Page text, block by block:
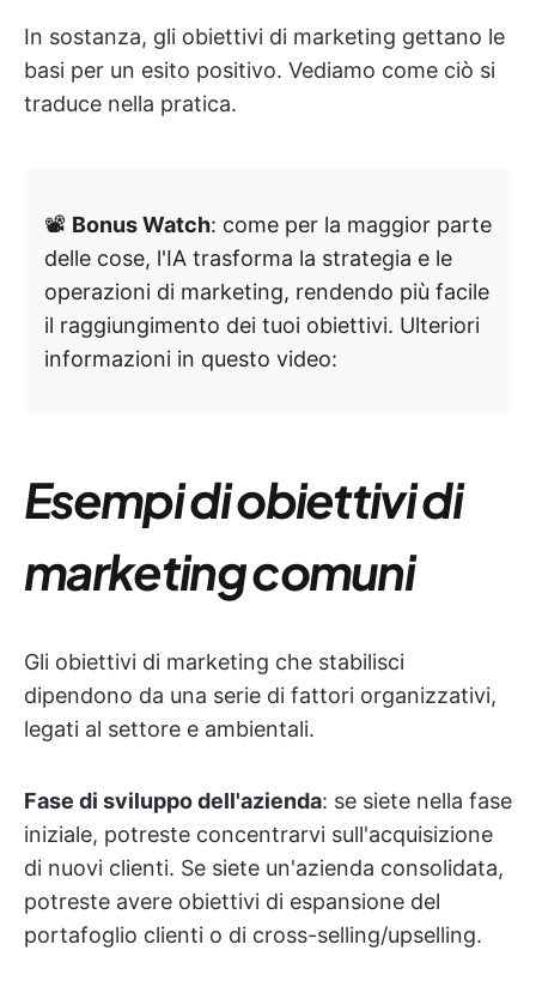
In sostanza, gli obiettivi di marketing gettano le
basi per un esito positivo. Vediamo come ciò si
traduce nella pratica.
📽️ Bonus Watch: come per la maggior parte
delle cose, l'IA trasforma la strategia e le
operazioni di marketing, rendendo più facile
il raggiungimento dei tuoi obiettivi. Ulteriori
informazioni in questo video:
Esempi di obiettivi di
marketing comuni
Gli obiettivi di marketing che stabilisci
dipendono da una serie di fattori organizzativi,
legati al settore e ambientali.
Fase di sviluppo dell'azienda: se siete nella fase
iniziale, potreste concentrarvi sull'acquisizione
di nuovi clienti. Se siete un'azienda consolidata,
potreste avere obiettivi di espansione del
portafoglio clienti o di cross-selling/upselling.